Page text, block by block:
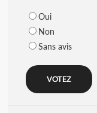
Oui
Non
Sans avis